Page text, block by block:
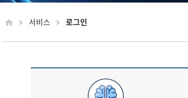
서비스 로그인